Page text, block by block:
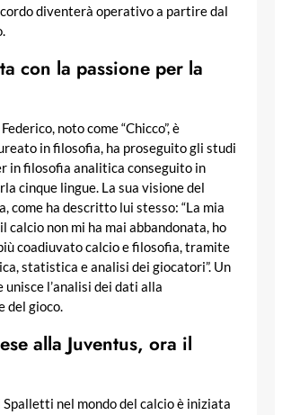
diventerà operativo a partire dal
con la passione per la
noto come “Chicco”, è
in filosofia, ha proseguito gli studi
in filosofia analitica conseguito in
cinque lingue. La sua visione del
come ha descritto lui stesso: “La mia
calcio non mi ha mai abbandonata, ho
coadiuvato calcio e filosofia, tramite
statistica e analisi dei giocatori”. Un
unisce l’analisi dei dati alla
del gioco.
alla Juventus, ora il
nel mondo del calcio è iniziata